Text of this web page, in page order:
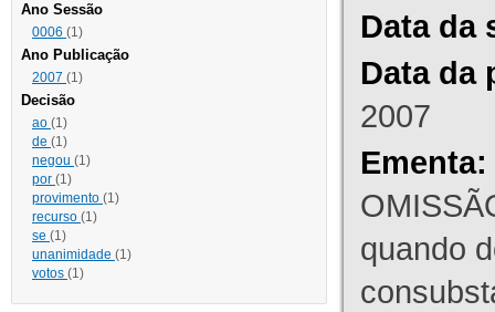
Ano Sessão
0006 (1)
Ano Publicação
2007 (1)
Decisão
ao (1)
de (1)
negou (1)
por (1)
provimento (1)
recurso (1)
se (1)
unanimidade (1)
votos (1)
Data da
Data da
2007
Ementa:
quando